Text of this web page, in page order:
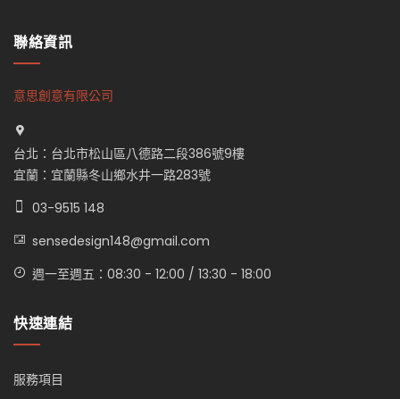
聯絡資訊
意思創意有限公司
台北：台北市松山區八德路二段386號9樓
宜蘭：宜蘭縣冬山鄉水井一路283號
03-9515 148
sensedesign148@gmail.com
週一至週五：08:30 - 12:00 / 13:30 - 18:00
快速連結
服務項目